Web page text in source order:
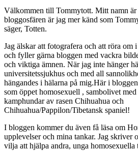
Välkommen till Tommytott. Mitt namn
bloggosfären är jag mer känd som
säger, Totten.
Jag älskar att fotografera och att röra om
och fyller gärna bloggen med vackra
och viktiga ämnen. När jag inte hänger
universitetssjukhus och med all
hängandes i hälarna på mig.Här i
som öppet homosexuell , sambolivet
kamphundar av rasen Chihuahua och
Chihuahua/Pappilon/Tibetansk spaniel!
I bloggen kommer du även få läsa om
upplevelser och mina tankar. Jag skriver
vilja att hjälpa andra, unga homosexuella